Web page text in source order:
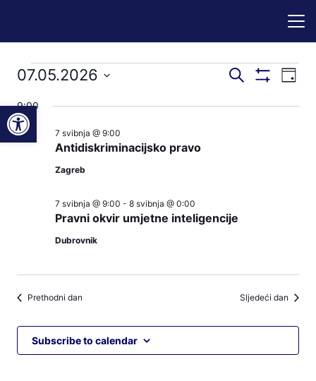
Događaji
for
07.05.2026
Događaji
Pretraži Dan
07.05.2026
datum.
9:00
Antidiskriminacijsko pravo
7 svibnja @ 9:00
Zagreb
Pravni okvir umjetne inteligencije
7 svibnja @ 9:00 - 8 svibnja @ 0:00
Dubrovnik
Prethodni dan Sljedeći dan
Subscribe to calendar
Open toolbar